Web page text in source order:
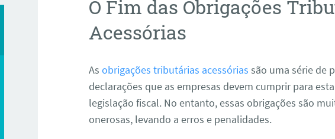
O Fim das Obrigações
Acessórias
Asobrigações tributárias acessórias são uma série de
declarações que as empresas devem cumprir para
legislação fiscal. No entanto, essas obrigações são
onerosas, levando a erros e penalidades.